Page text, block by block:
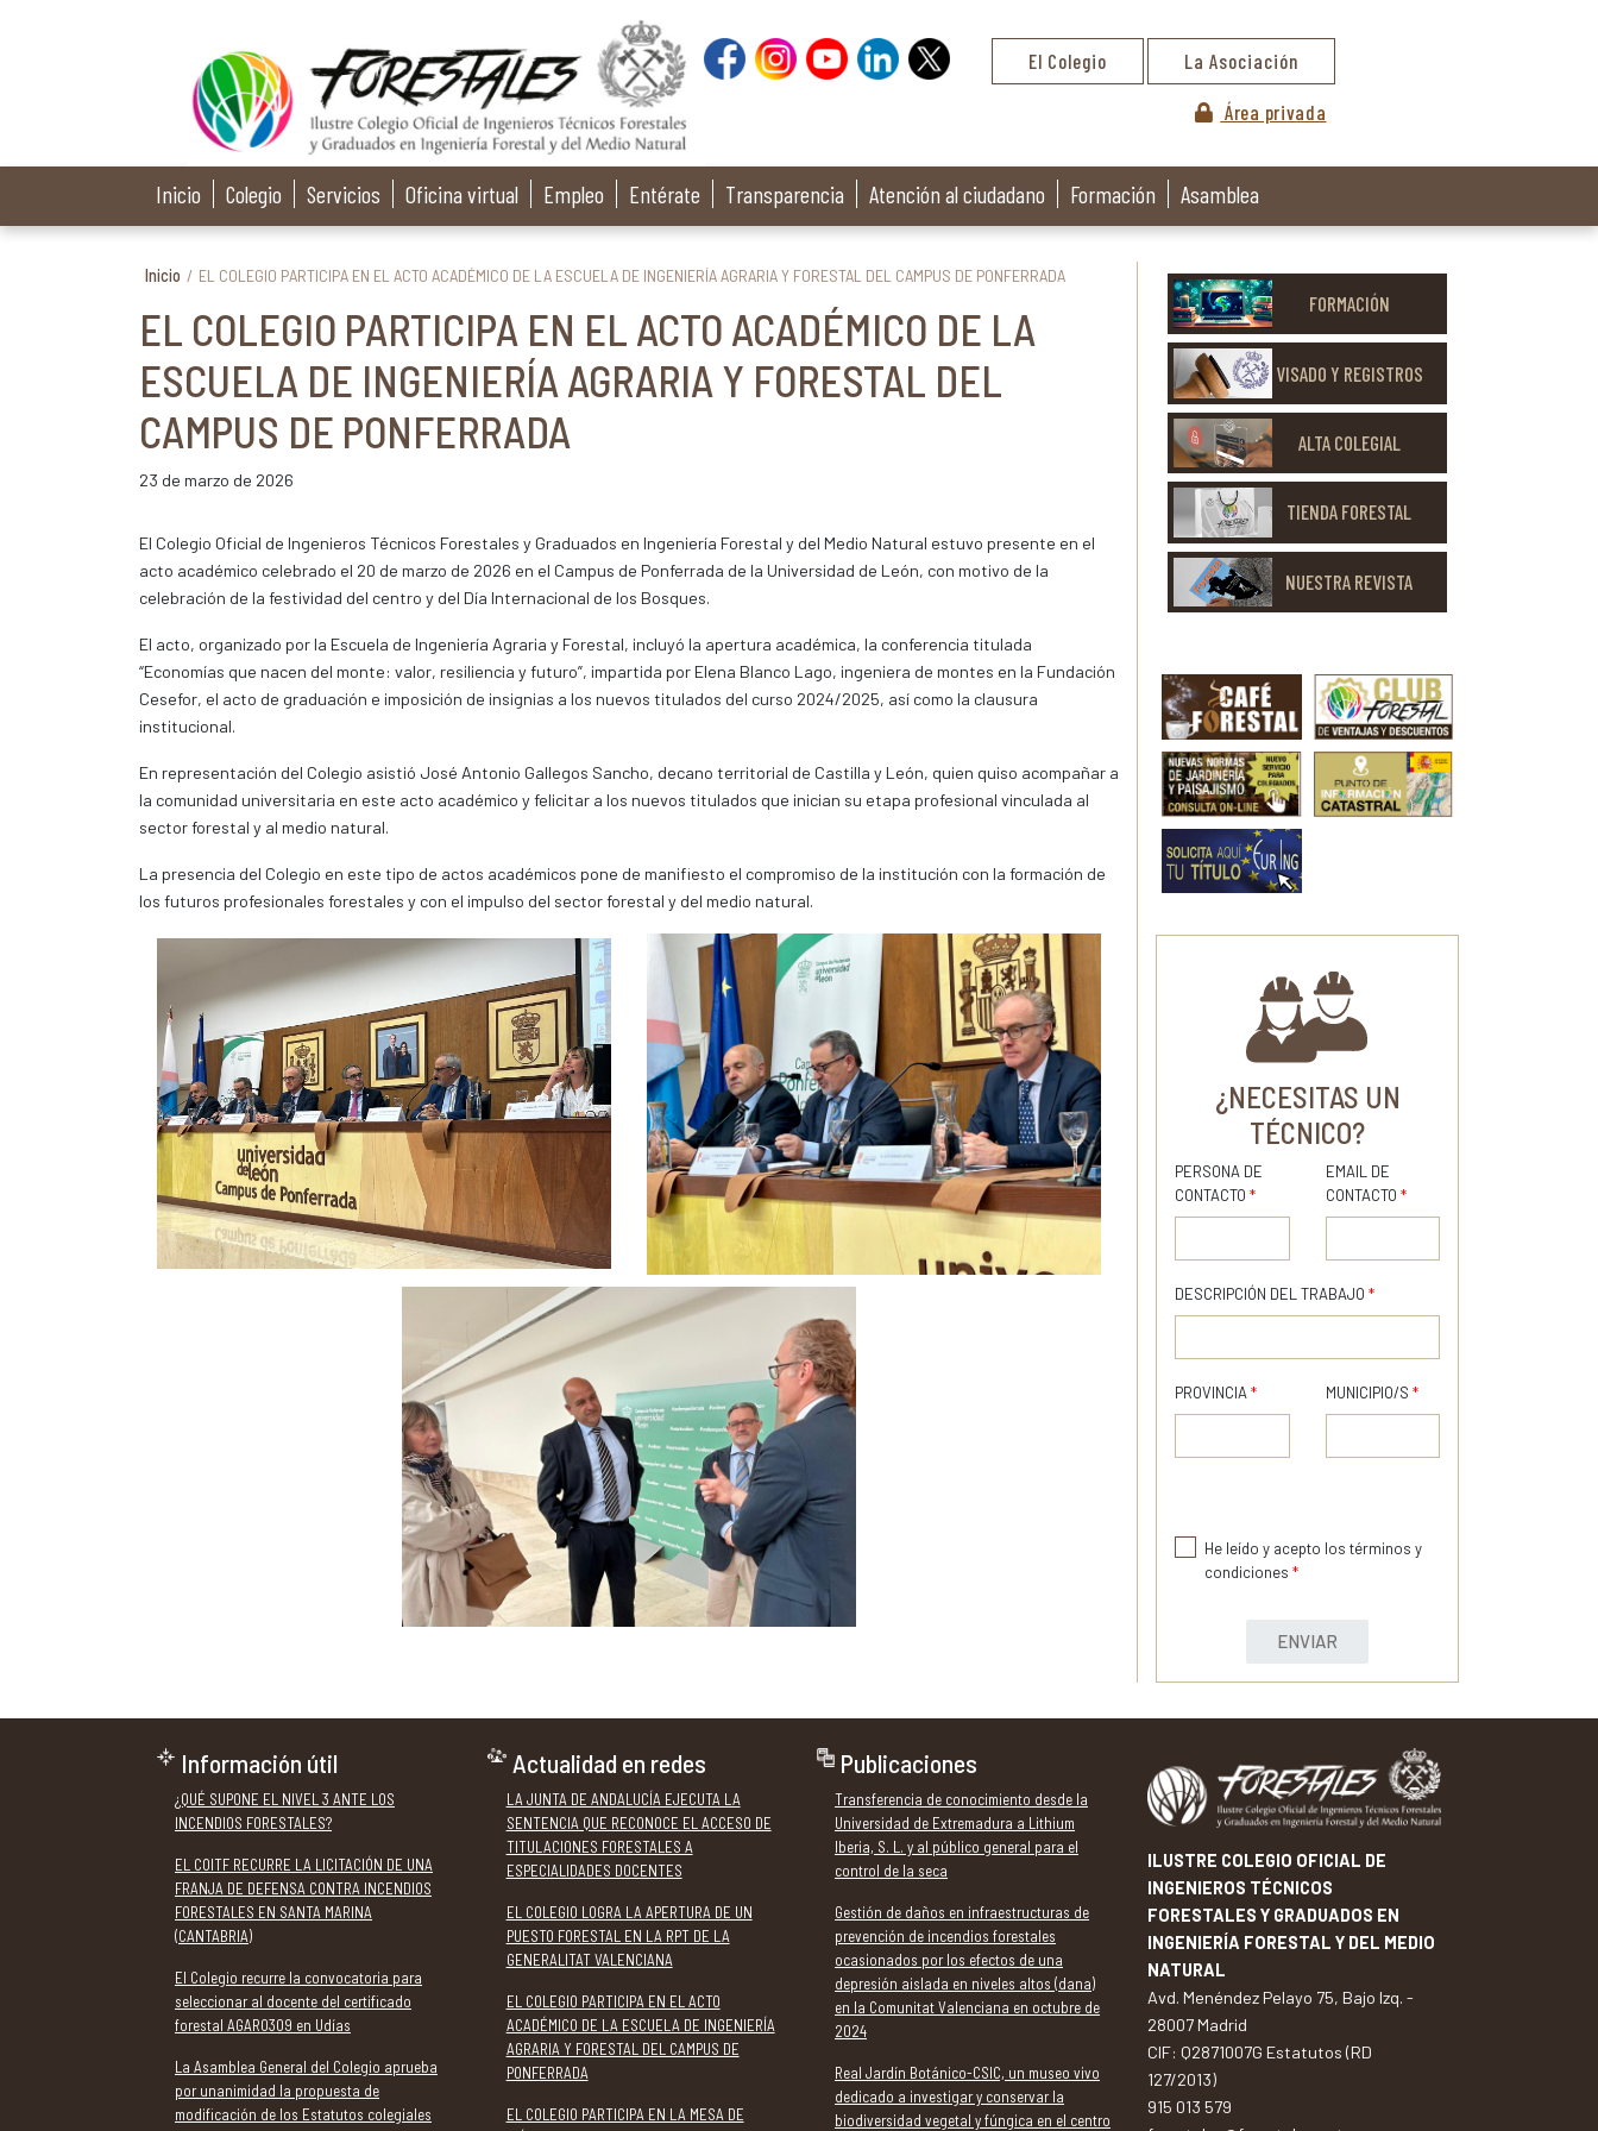
El Colegio La Asociación
Área privada
Inicio Colegio Servicios Oficina virtual Empleo Entérate Transparencia Atención al ciudadano Formación Asamblea
Inicio / EL COLEGIO PARTICIPA EN EL ACTO ACADÉMICO DE LA ESCUELA DE INGENIERÍA AGRARIA Y FORESTAL DEL CAMPUS DE PONFERRADA
EL COLEGIO PARTICIPA EN EL ACTO ACADÉMICO DE LA
ESCUELA DE INGENIERÍA AGRARIA Y FORESTAL DEL
CAMPUS DE PONFERRADA
23 de marzo de 2026
El Colegio Oficial de Ingenieros Técnicos Forestales y Graduados en Ingeniería Forestal y del Medio Natural estuvo presente en el
acto académico celebrado el 20 de marzo de 2026 en el Campus de Ponferrada de la Universidad de León, con motivo de la
celebración de la festividad del centro y del Día Internacional de los Bosques.
El acto, organizado por la Escuela de Ingeniería Agraria y Forestal, incluyó la apertura académica, la conferencia titulada
“Economías que nacen del monte: valor, resiliencia y futuro”, impartida por Elena Blanco Lago, ingeniera de montes en la Fundación
Cesefor, el acto de graduación e imposición de insignias a los nuevos titulados del curso 2024/2025, así como la clausura
institucional.
En representación del Colegio asistió José Antonio Gallegos Sancho, decano territorial de Castilla y León, quien quiso acompañar a
la comunidad universitaria en este acto académico y felicitar a los nuevos titulados que inician su etapa profesional vinculada al
sector forestal y al medio natural.
La presencia del Colegio en este tipo de actos académicos pone de manifiesto el compromiso de la institución con la formación de
los futuros profesionales forestales y con el impulso del sector forestal y del medio natural.
FORMACIÓN
VISADO Y REGISTROS
ALTA COLEGIAL
TIENDA FORESTAL
NUESTRA REVISTA
¿NECESITAS UN
TÉCNICO?
PERSONA DE
CONTACTO *
EMAIL DE
CONTACTO *
DESCRIPCIÓN DEL TRABAJO *
PROVINCIA * MUNICIPIO/S *
He leído y acepto los términos y
condiciones *
ENVIAR
Información útil
¿QUÉ SUPONE EL NIVEL 3 ANTE LOS
INCENDIOS FORESTALES?
EL COITF RECURRE LA LICITACIÓN DE UNA
FRANJA DE DEFENSA CONTRA INCENDIOS
FORESTALES EN SANTA MARINA
(CANTABRIA)
El Colegio recurre la convocatoria para
seleccionar al docente del certificado
forestal AGAR0309 en Udías
La Asamblea General del Colegio aprueba
por unanimidad la propuesta de
modificación de los Estatutos colegiales
Actualidad en redes
LA JUNTA DE ANDALUCÍA EJECUTA LA
SENTENCIA QUE RECONOCE EL ACCESO DE
TITULACIONES FORESTALES A
ESPECIALIDADES DOCENTES
EL COLEGIO LOGRA LA APERTURA DE UN
PUESTO FORESTAL EN LA RPT DE LA
GENERALITAT VALENCIANA
EL COLEGIO PARTICIPA EN EL ACTO
ACADÉMICO DE LA ESCUELA DE INGENIERÍA
AGRARIA Y FORESTAL DEL CAMPUS DE
PONFERRADA
EL COLEGIO PARTICIPA EN LA MESA DE
Publicaciones
Transferencia de conocimiento desde la
Universidad de Extremadura a Lithium
Iberia, S. L. y al público general para el
control de la seca
Gestión de daños en infraestructuras de
prevención de incendios forestales
ocasionados por los efectos de una
depresión aislada en niveles altos (dana)
en la Comunitat Valenciana en octubre de
2024
Real Jardín Botánico-CSIC, un museo vivo
dedicado a investigar y conservar la
biodiversidad vegetal y fúngica en el centro
ILUSTRE COLEGIO OFICIAL DE
INGENIEROS TÉCNICOS
FORESTALES Y GRADUADOS EN
INGENIERÍA FORESTAL Y DEL MEDIO
NATURAL
Avd. Menéndez Pelayo 75, Bajo Izq. -
28007 Madrid
CIF: Q2871007G Estatutos (RD
127/2013)
915 013 579